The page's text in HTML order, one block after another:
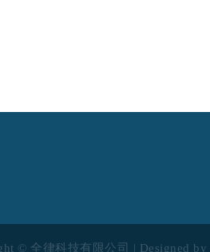
© 全律科技有限公司 | Designed by